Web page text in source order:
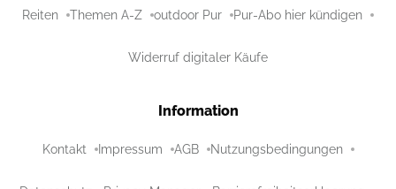
Reiten Themen A-Z outdoor Pur Pur-Abo hier kündigen
Widerruf digitaler Käufe
Information
Kontakt Impressum AGB Nutzungsbedingungen